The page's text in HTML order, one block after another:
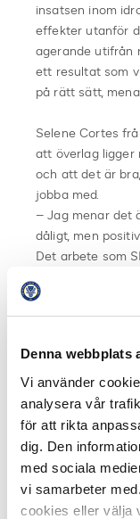
Denna webbplats
Vi använder
analysera vår
för att rikta
dig. Den
med sociala
vi samarbeter
cookies eller välja
insatsen inom
effekter utanför
agerande utifrån
ett resultat som
på rätt sätt,
Selene Cortes
att överlag ligger
och att det är
jobba med.
– Jag menar det
dåligt, men
Det arbete som
fantastiskt.
olika sätt om
och det här är
Ivo Pekalski,
av psykisk
är
tiden.
– Man kanske
något inte
funderingar och